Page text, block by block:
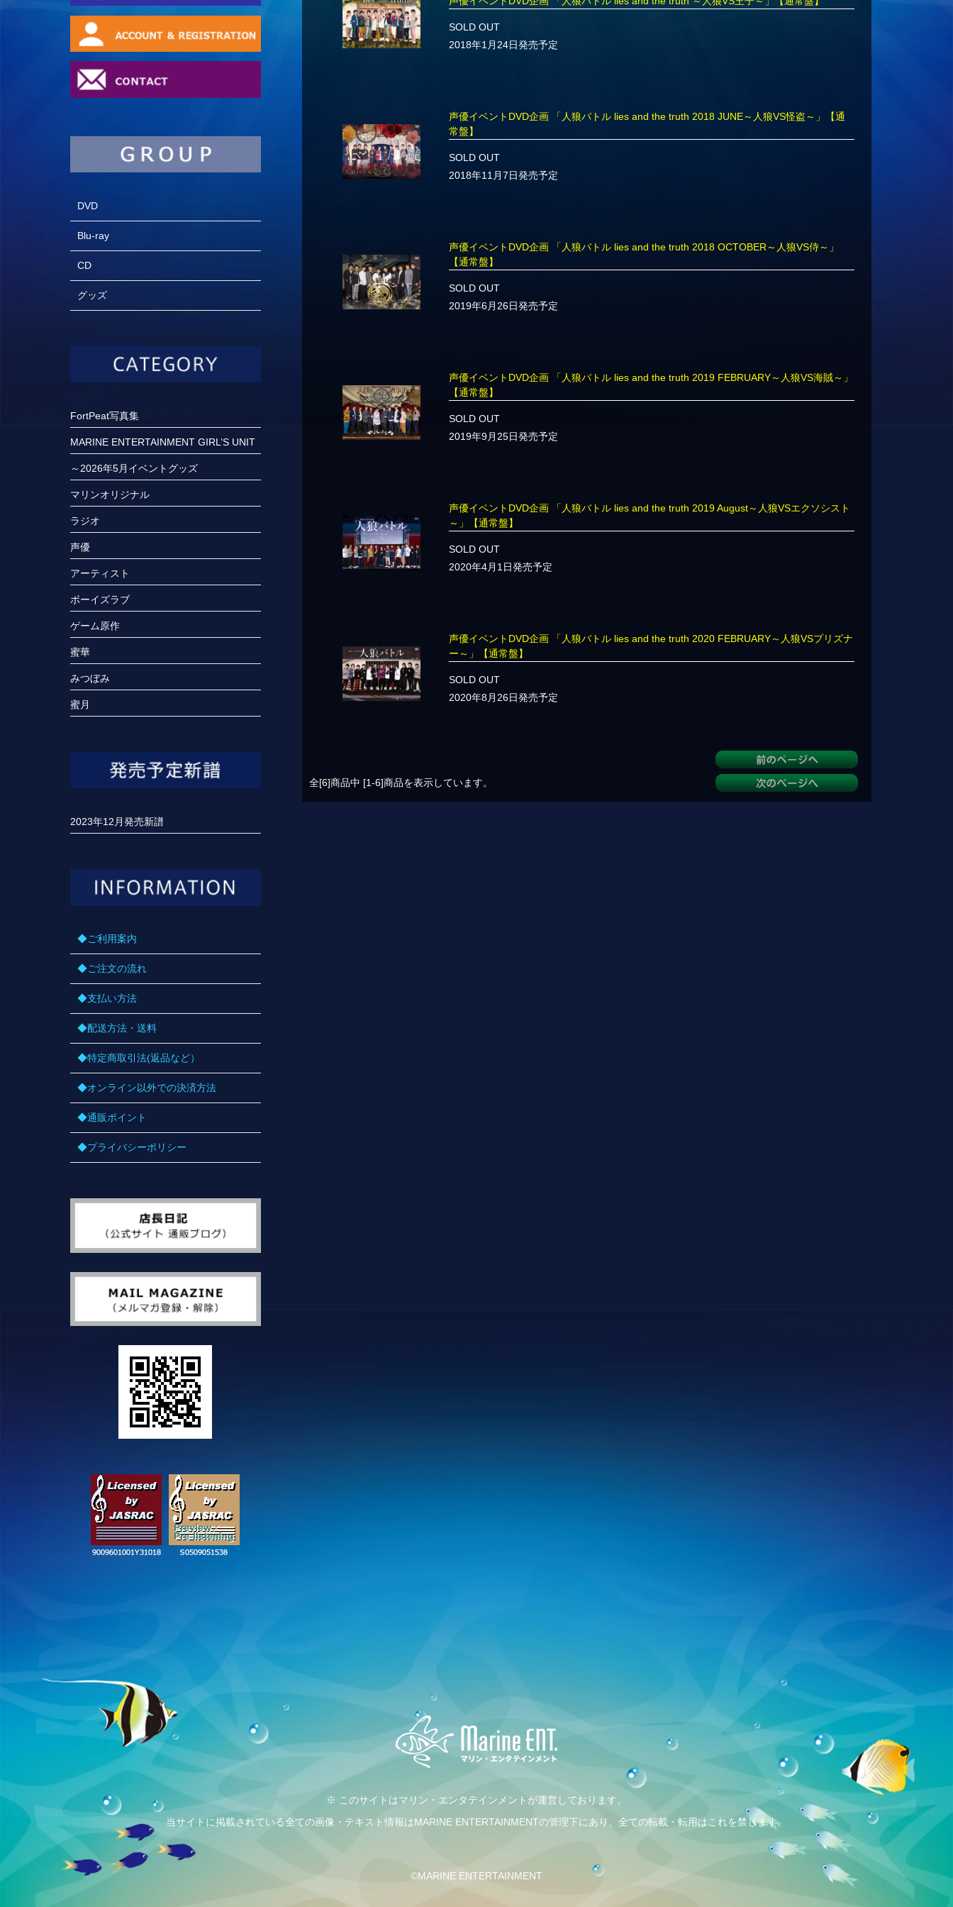
SOLD OUT
2018年1月24日発売予定
声優イベントDVD企画 「人狼バトル lies and the truth 2018 JUNE～人狼VS怪盗～」【通
常盤】
SOLD OUT
2018年11月7日発売予定
声優イベントDVD企画 「人狼バトル lies and the truth 2018 OCTOBER～人狼VS侍～」
【通常盤】
SOLD OUT
2019年6月26日発売予定
声優イベントDVD企画 「人狼バトル lies and the truth 2019 FEBRUARY～人狼VS海賊～」
【通常盤】
SOLD OUT
2019年9月25日発売予定
声優イベントDVD企画 「人狼バトル lies and the truth 2019 August～人狼VSエクソシスト
～」【通常盤】
SOLD OUT
2020年4月1日発売予定
声優イベントDVD企画 「人狼バトル lies and the truth 2020 FEBRUARY～人狼VSプリズナ
ー～」【通常盤】
SOLD OUT
2020年8月26日発売予定
全[6]商品中 [1-6]商品を表示しています。
DVD
Blu-ray
CD
グッズ
FortPeat写真集
MARINE ENTERTAINMENT GIRL’S UNIT
～2026年5月イベントグッズ
マリンオリジナル
ラジオ
声優
アーティスト
ボーイズラブ
ゲーム原作
蜜華
みつぼみ
蜜月
2023年12月発売新譜
◆ご利用案内
◆ご注文の流れ
◆支払い方法
◆配送方法・送料
◆特定商取引法(返品など）
◆オンライン以外での決済方法
◆通販ポイント
◆プライバシーポリシー
※ このサイトはマリン・エンタテインメントが運営しております。
当サイトに掲載されている全ての画像・テキスト情報はMARINE ENTERTAINMENTの管理下にあり、全ての転載・転用はこれを禁じます。
©MARINE ENTERTAINMENT